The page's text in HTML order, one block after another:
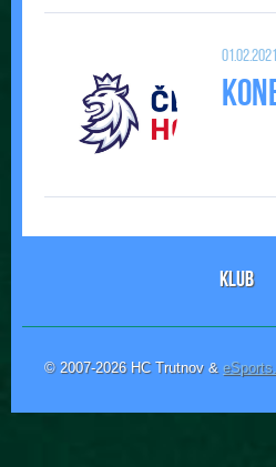
KLUB
© 2007-2026 HC Trutnov &